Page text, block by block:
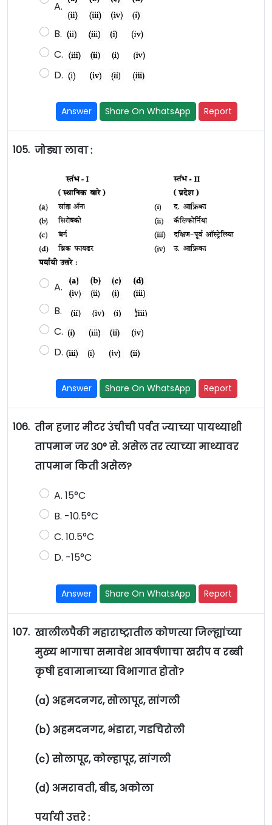
A.
B.
C.
D.
Answer Share On WhatsApp Report
105. जोड्या लावा :
A.
B.
C.
D.
Answer Share On WhatsApp Report
106. तीन हजार मीटर उंचीची पर्वत ज्याच्या पायथ्याशी
तापमान जर 30° से. असेल तर त्याच्या माथ्यावर
तापमान किती असेल?
A. 15°C
B. -10.5°C
C. 10.5°C
D. -15°C
Answer Share On WhatsApp Report
107. खालीलपैकी महाराष्ट्रातील कोणत्या जिल्ह्यांच्या
मुख्य भागाचा समावेश आवर्षणाचा खरीप व रब्बी
कृषी हवामानाच्या विभागात होतो?
(a) अहमदनगर, सोलापूर, सांगली
(b) अहमदनगर, भंडारा, गडचिरोली
(c) सोलापूर, कोल्हापूर, सांगली
(d) अमरावती, बीड, अकोला
पर्यायी उत्तरे :